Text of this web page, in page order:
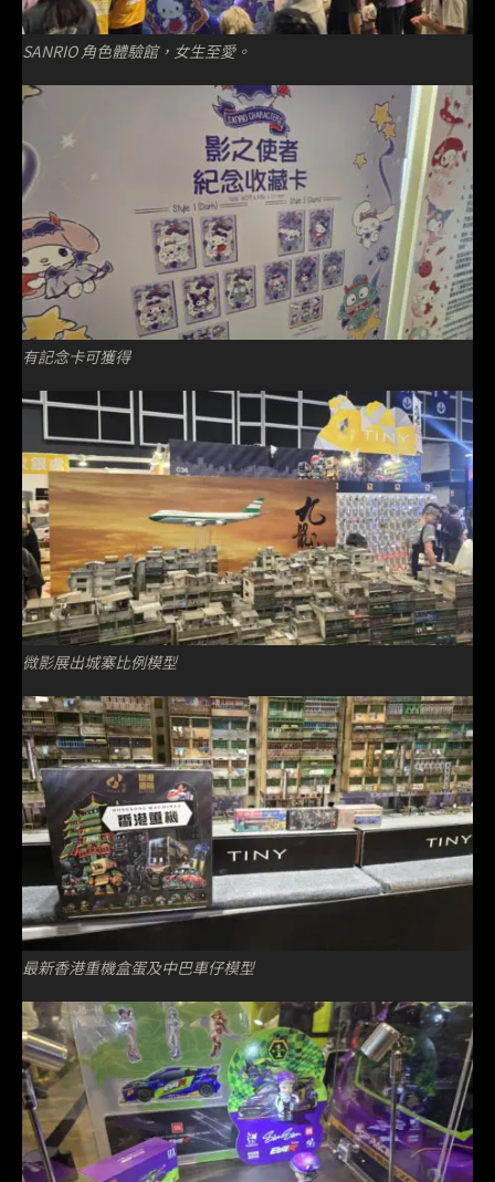
SANRIO 角色體驗館，女生至愛。
有記念卡可獲得
微影展出城寨比例模型
最新香港重機盒蛋及中巴車仔模型